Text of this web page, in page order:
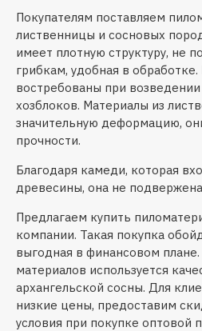
Покупателям поставляем
лиственницы и сосновых
имеет плотную структуру, не
грибкам, удобная в
востребованы при
хозблоков. Материалы из
значительную деформацию,
прочности.
Благодаря камеди, которая
древесины, она не
Предлагаем купить
компании. Такая покупка
выгодная в финансовом
материалов используется
архангельской сосны. Для
низкие цены, предоставим
условия при покупке оптовой